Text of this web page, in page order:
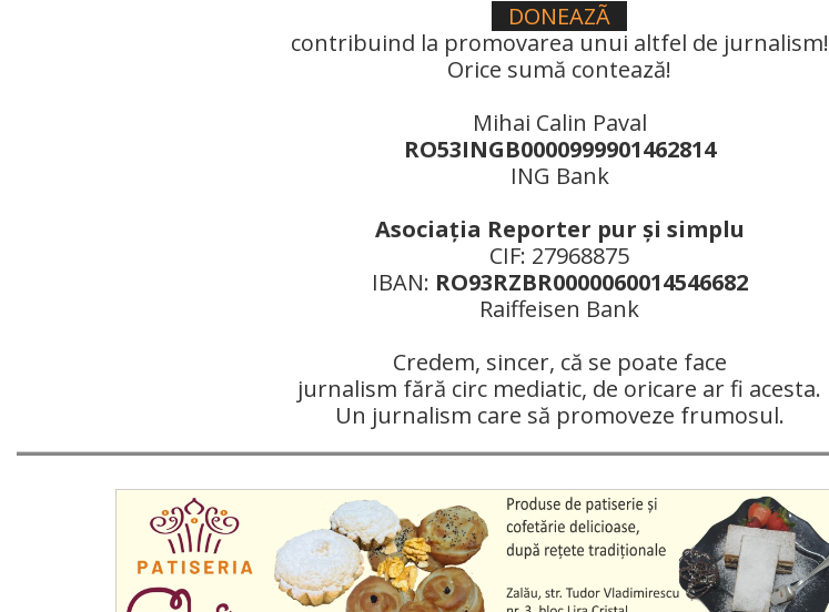
DONEAZÃ
contribuind la promovarea unui altfel de jurnalism!
Orice sumă contează!
Mihai Calin Paval
RO53INGB0000999901462814
ING Bank
Asociaţia Reporter pur şi simplu
CIF: 27968875
IBAN: RO93RZBR0000060014546682
Raiffeisen Bank
Credem, sincer, că se poate face
jurnalism fără circ mediatic, de oricare ar fi acesta.
Un jurnalism care să promoveze frumosul.